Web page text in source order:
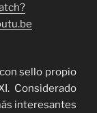
sello propio
Considerado
interesantes